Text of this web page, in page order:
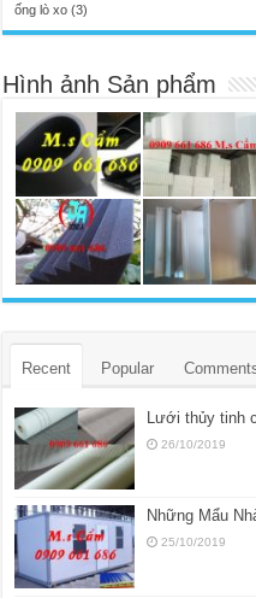
ống lò xo (3)
Hình ảnh Sản phẩm
Recent Popular
Lưới thủy tinh
26/10/2019
Những Mẩu
25/10/2019